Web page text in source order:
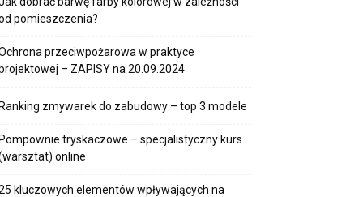
pomieszczenia?
przeciwpożarowa w praktyce
– ZAPISY na 20.09.2024
Ranking zmywarek do zabudowy – top 3 modele
Pompownie tryskaczowe – specjalistyczny kurs
online
kluczowych elementów wpływających na